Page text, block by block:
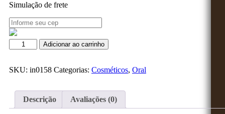
Simulação de frete
Adicionar ao carrinho
SKU: in0158 Categorias: Cosméticos, Oral
Descrição Avaliações (0)